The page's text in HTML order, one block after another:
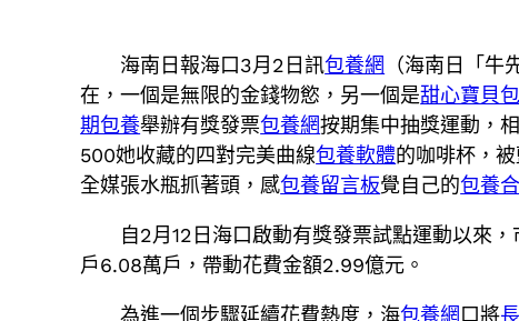
海南日報海口3月2日訊包養網
（海南日「
在，一個是無限的金錢物慾，另一個是甜心寶貝
期包養舉辦有獎發票包養網按期集中抽獎運動，
500她收藏的四對完美曲線包養軟體的咖啡杯，
全媒張水瓶抓著頭，感包養留言板覺自己的包養
自2月12日海口啟動有獎發票試點運動以來
戶6.08萬戶，帶動花費金額2.99億元。
為進一個步驟延續花費熱度，海包養網 口將